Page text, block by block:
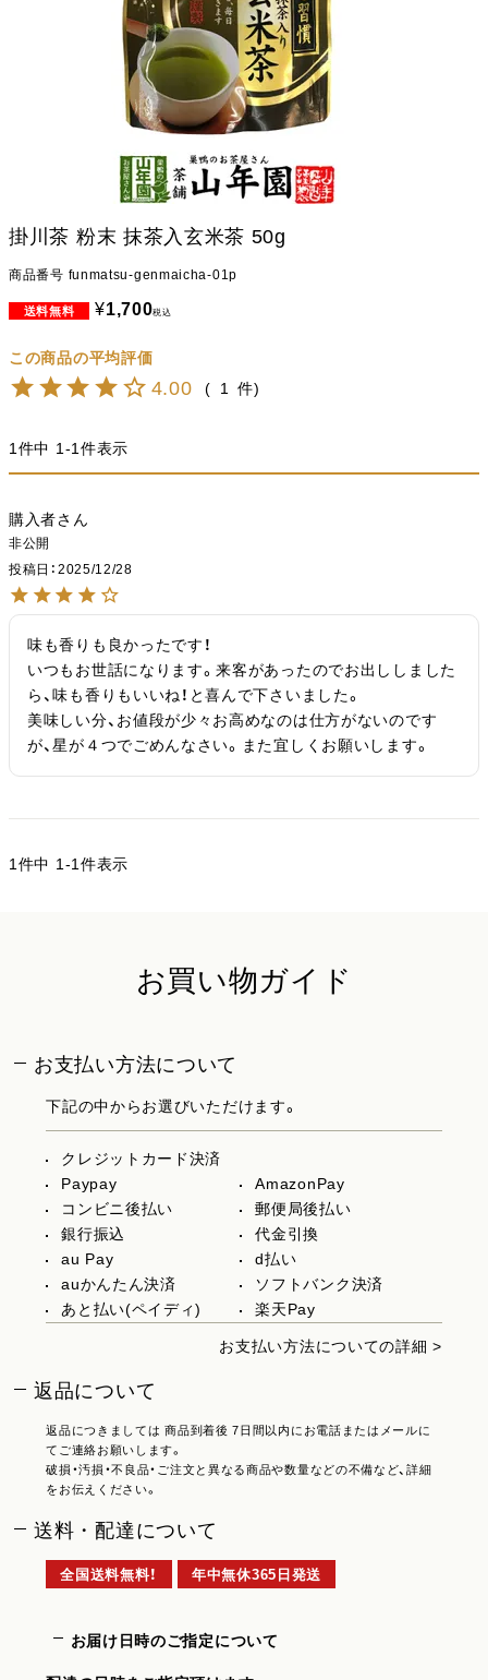
掛川茶 粉末 抹茶入玄米茶 50g
商品番号 funmatsu-genmaicha-01p
¥1,700税込
4.00 1
1件中 1-1件表示
購入者
非公開
投稿日
2025/12/28
味も香りも良かったです！
いつもお世話になります。来客があったのでお出ししました
ら、味も香りもいいね！と喜んで下さいました。
美味しい分、お値段が少々お高めなのは仕方がないのです
が、星が４つでごめんなさい。また宜しくお願いします。
1件中 1-1件表示
お買い物ガイド
お支払い方法について
下記の中からお選びいただけます。
クレジットカード決済
Paypay
AmazonPay
コンビニ後払い
郵便局後払い
銀行振込
代金引換
au Pay
d払い
auかんたん決済
ソフトバンク決済
あと払い(ペイディ)
楽天Pay
お支払い方法についての詳細 >
返品について
返品につきましては 商品到着後 7日間以内にお電話またはメールに
てご連絡お願いします。
破損・汚損・不良品・ご注文と異なる商品や数量などの不備など、詳細
をお伝えください。
送料・配達について
全国送料無料！ 年中無休365日発送
お届け日時のご指定について